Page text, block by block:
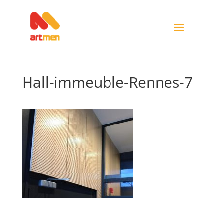
Hall-immeuble-Rennes-7